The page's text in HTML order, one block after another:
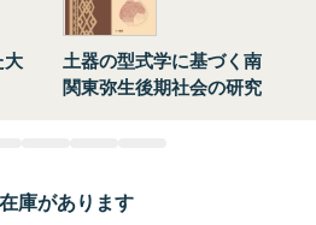
大
土器の型式学に基づく南
関東弥生後期社会の研究
庫があります